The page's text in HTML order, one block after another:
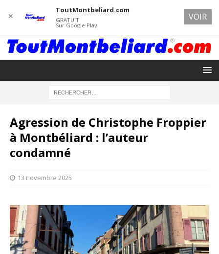
Agression de Christophe Froppier
à Montbéliard : l’auteur
condamné
13 novembre 2025
✕
ToutMontbeliard.com
GRATUIT
Sur Google Play
VOIR